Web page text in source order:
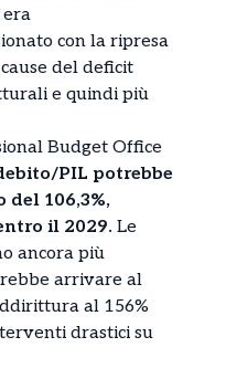
era
con la ripresa
del deficit
e quindi più
Budget Office
PIL potrebbe
del 106,3%,
il 2029. Le
ancora più
arrivare al
al 156%
drastici su